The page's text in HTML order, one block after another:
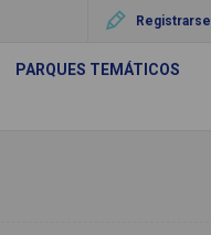
Registrarse
PARQUES TEMÁTICOS